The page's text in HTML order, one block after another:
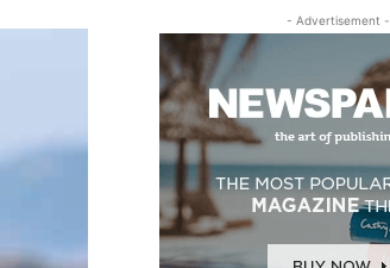
- Advertisement -